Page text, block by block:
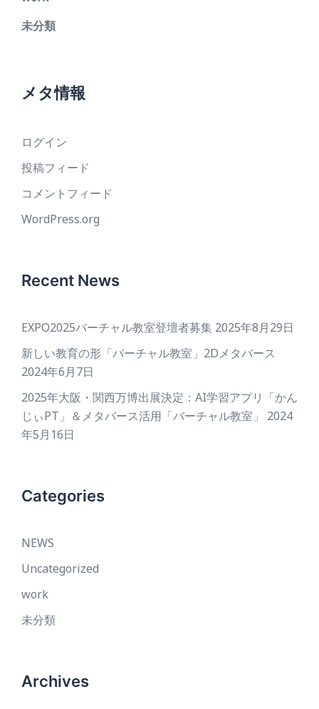
未分類
メタ情報
ログイン
投稿フィード
コメントフィード
WordPress.org
Recent News
EXPO2025バーチャル教室登壇者募集 2025年8月29日
新しい教育の形「バーチャル教室」2Dメタバース
2024年6月7日
2025年大阪・関西万博出展決定：AI学習アプリ「かん
じぃPT」＆メタバース活用「バーチャル教室」
2024
年5月16日
Categories
NEWS
Uncategorized
work
未分類
Archives